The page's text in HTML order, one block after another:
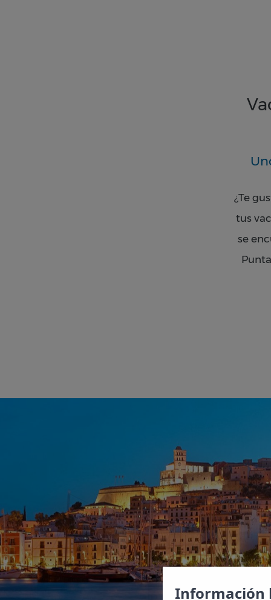
¿Te
tus
se
Punta
tus
Información